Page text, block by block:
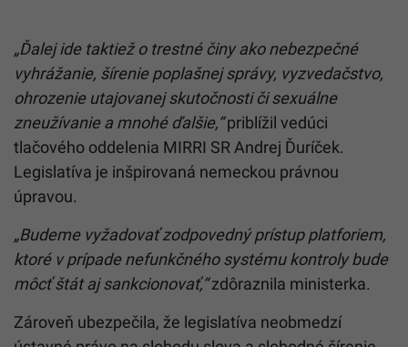
„Ďalej ide taktiež o trestné činy ako nebezpečné
vyhrážanie, šírenie poplašnej správy, vyzvedačstvo,
ohrozenie utajovanej skutočnosti či sexuálne
zneužívanie a mnohé ďalšie,“priblížil vedúci
tlačového oddelenia MIRRI SR Andrej Ďuríček.
Legislatíva je inšpirovaná nemeckou právnou
úpravou.
„Budeme vyžadovať zodpovedný prístup platforiem,
ktoré v prípade nefunkčného systému kontroly bude
môcť štát aj sankcionovať,“zdôraznila ministerka.
Zároveň ubezpečila, že legislatíva neobmedzí